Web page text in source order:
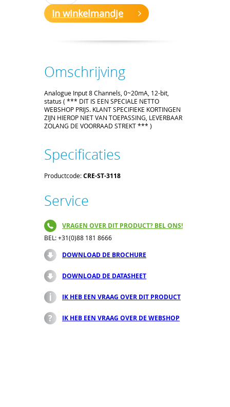
In winkelmandje
Omschrijving
Analogue Input 8 Channels, 0~20mA, 12-bit,
status ( *** DIT IS EEN SPECIALE NETTO
WEBSHOP PRIJS. KLANT SPECIFIEKE KORTINGEN
ZIJN HIEROP NIET VAN TOEPASSING, LEVERBAAR
ZOLANG DE VOORRAAD STREKT *** )
Specificaties
Productcode:CRE-ST-3118
Service
VRAGEN OVER DIT PRODUCT? BEL ONS!
BEL: +31(0)88 181 8666
DOWNLOAD DE BROCHURE
DOWNLOAD DE DATASHEET
IK HEB EEN VRAAG OVER DIT PRODUCT
IK HEB EEN VRAAG OVER DE WEBSHOP